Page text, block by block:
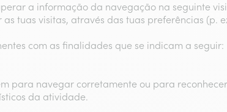
a informação da navegação na seguinte
tuas visitas, através das tuas preferências (p.
com as finalidades que se indicam a seguir:
para navegar corretamente ou para
da atividade.